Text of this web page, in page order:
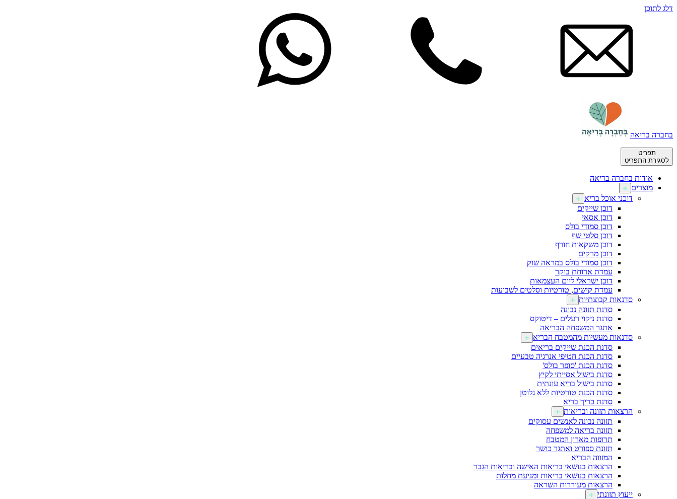
דלג לתוכן
בחברה בריאה
תפריט
לסגירת התפריט
אודות בחברה בריאה
מוצרים
דוכני אוכל בריא
דוכן שייקים
דוכן אסאי
דוכן סמודי בולס
דוכן סלטי שף
דוכן משקאות חורף
דוכן מרקים
דוכן סמודי בולס במראה שוק
עמדת ארוחת בוקר
דוכן ישראלי ליום העצמאות
עמדת קישים, טורטיות וסלטים לשבועות
סדנאות קבוצתיות
סדנת תזונה נבונה
סדנת ניקוי רעלים – דיטוקס
אתגר המשפחה הבריאה
סדנאות מעשיות מהמטבח הבריא
סדנת הכנת שייקים בריאים
סדנת הכנת חטיפי אנרגיה טבעיים
סדנת הכנת 'סופר בולס'
סדנת בישול אסייתי לקיץ
סדנת בישול בריא עונתית
סדנת הכנת טורטיות ללא גלוטן
סדנת כריך בריא
הרצאות תזונה ובריאות
תזונה נבונה לאנשים עסוקים
תזונה בריאה למשפחה
תרופות מארון המטבח
תזונת ספורט ואתגר כושר
המזווה הבריא
הרצאות בנושאי בריאות האישה ובריאות הגבר
הרצאות בנושאי בריאות ומניעת מחלות
הרצאות מעוררות השראה
ייעוץ תזונתי